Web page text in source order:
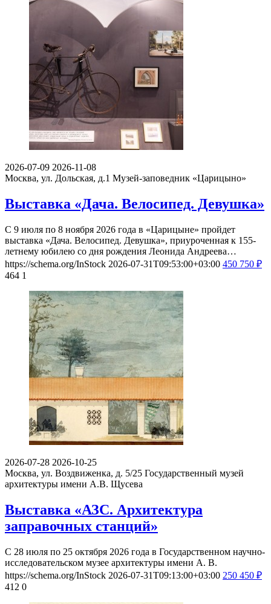
2026-07-09 2026-11-08
Москва, ул. Дольская, д.1 Музей-заповедник «Царицыно»
Выставка «Дача. Велосипед. Девушка»
С 9 июля по 8 ноября 2026 года в «Царицыне» пройдет
выставка «Дача. Велосипед. Девушка», приуроченная к 155-
летнему юбилею со дня рождения Леонида Андреева…
https://schema.org/InStock 2026-07-31T09:53:00+03:00 450 750 ₽
464 1
2026-07-28 2026-10-25
Москва, ул. Воздвиженка, д. 5/25 Государственный музей
архитектуры имени А.В. Щусева
Выставка «АЗС. Архитектура
заправочных станций»
С 28 июля по 25 октября 2026 года в Государственном научно-
исследовательском музее архитектуры имени А. В.
https://schema.org/InStock 2026-07-31T09:13:00+03:00 250 450 ₽
412 0